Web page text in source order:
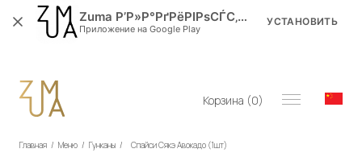
Корзина (0)
Главная / Меню / Гунканы / Спайси Сякэ Авокадо (1шт)
Zuma Р’Р»Р°РґРёРІРѕСЃС‚РѕРє
Приложение на Google Play
УСТАНОВИТЬ